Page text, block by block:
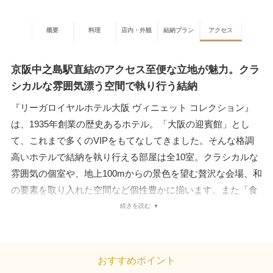
概要 料理 店内・外観 結納プラン アクセス
京阪中之島駅直結のアクセス至便な立地が魅力。クラ
シカルな雰囲気漂う空間で執り行う結納
『リーガロイヤルホテル大阪 ヴィニェット コレクション』
は、1935年創業の歴史あるホテル。「大阪の迎賓館」とし
て、これまで多くのVIPをもてなしてきました。そんな格調
高いホテルで結納を執り行える部屋は全10室。クラシカルな
雰囲気の個室や、地上100mからの景色を望む贅沢な会場、和
の要素を取り入れた空間など個性豊かに揃います。また「食
のロイヤル」と親しまれているだけあって、料理の満足度の
も魅力。梅田エリアからは、JR大阪駅とホテルを繋ぐ無料の
続きを読む
おすすめポイント